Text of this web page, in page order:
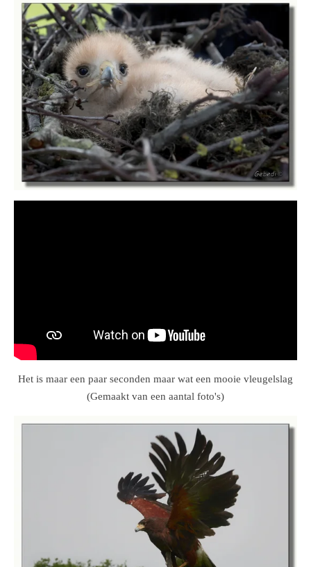
Het is maar een paar seconden maar wat een mooie vleugelslag
(Gemaakt van een aantal foto's)